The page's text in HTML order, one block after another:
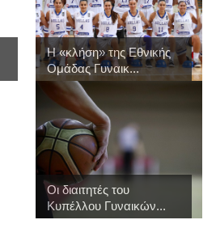
Η «κλήση» της Εθνικής
Ομάδας Γυναικ...
Οι διαιτητές του
Κυπέλλου Γυναικών...